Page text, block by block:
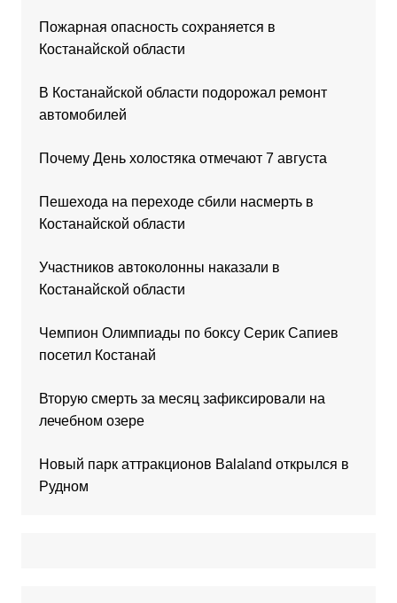
Пожарная опасность сохраняется в
Костанайской области
В Костанайской области подорожал ремонт
автомобилей
Почему День холостяка отмечают 7 августа
Пешехода на переходе сбили насмерть в
Костанайской области
Участников автоколонны наказали в
Костанайской области
Чемпион Олимпиады по боксу Серик Сапиев
посетил Костанай
Вторую смерть за месяц зафиксировали на
лечебном озере
Новый парк аттракционов Balaland открылся в
Рудном